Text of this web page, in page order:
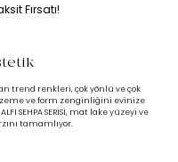
Fırsatı!
trend renkleri, çok yönlü ve çok
ve form zenginliğini evinize
SEHPA SERİSİ, mat lake yüzeyi ve
tamamlıyor.